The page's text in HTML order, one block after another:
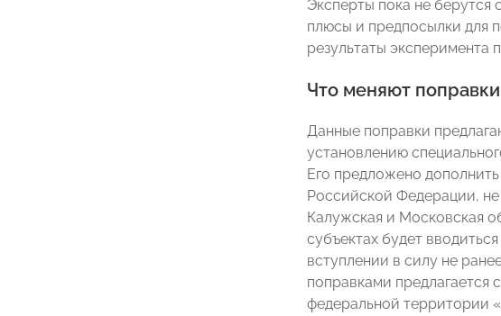
Эксперты пока не берутся
плюсы и предпосылки для
результаты эксперимента
Что меняют поправки
Данные поправки
установлению
Его предложено
Российской Федерации,
Калужская и Московская
субъектах будет
вступлении в силу не
поправками предлагается
федеральной территории